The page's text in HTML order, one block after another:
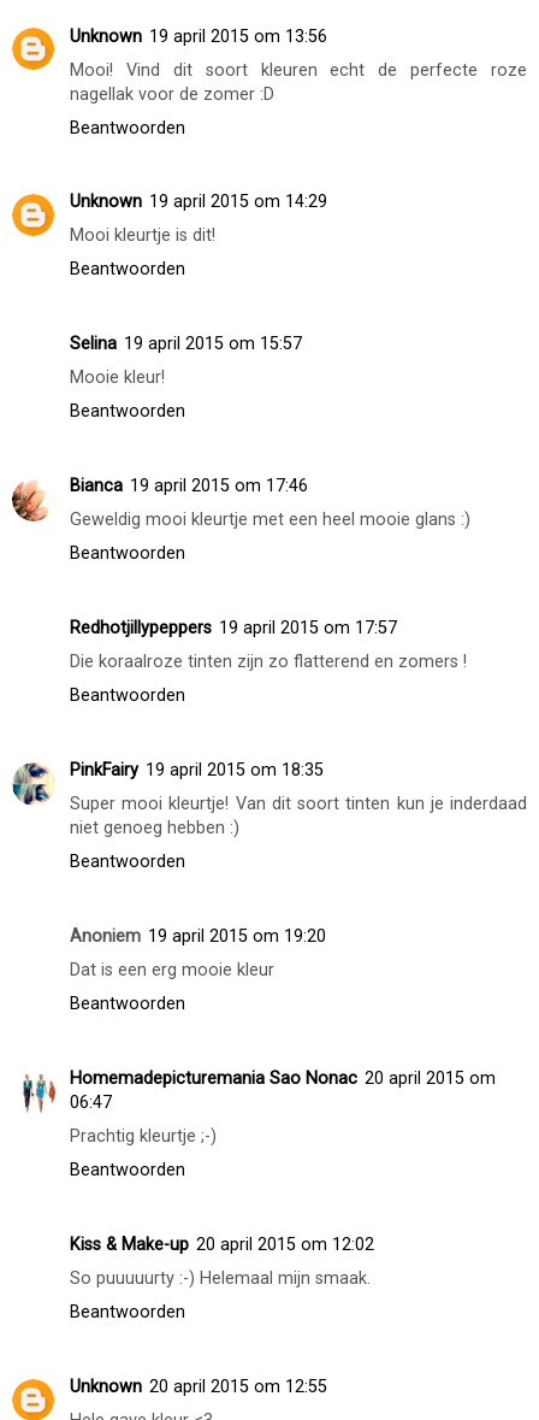
BEAUTYLOVES OPAPRIL 19, 2015
Unknown
19 april 2015 om 13:56
Mooi! Vind dit soort kleuren echt de perfecte roze
nagellak voor de zomer :D
Unknown 19 april 2015 om 14:29
Mooi kleurtje is dit!
Selina 19 april 2015 om 15:57
Mooie kleur!
Bianca 19 april 2015 om 17:46
Geweldig mooi kleurtje met een heel mooie glans :)
Redhotjillypeppers 19 april 2015 om 17:57
Die koraalroze tinten zijn zo flatterend en zomers !
PinkFairy
19 april 2015 om 18:35
Super mooi kleurtje! Van dit soort tinten kun je inderdaad
niet genoeg hebben :)
Anoniem 19 april 2015 om 19:20
Dat is een erg mooie kleur
Homemadepicturemania Sao Nonac
06:47
Prachtig kleurtje ;-)